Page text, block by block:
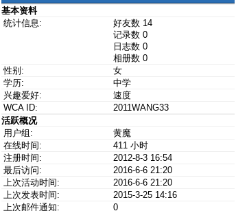
基本资料
统计信息:
好友数 14
记录数 0
日志数 0
相册数 0
性别:
女
学历:
中学
兴趣爱好:
速度
WCA ID:
2011WANG33
活跃概况
用户组:
黄魔
在线时间:
411 小时
注册时间:
2012-8-3 16:54
最后访问:
2016-6-6 21:20
上次活动时间:
2016-6-6 21:20
上次发表时间:
2015-3-25 14:16
上次邮件通知:
0